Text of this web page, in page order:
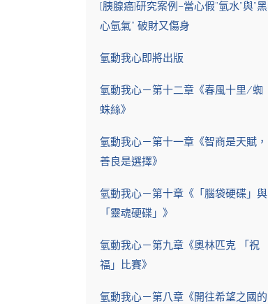
[胰腺癌]研究案例–當心假”氫水”與”黑
心氫氣” 破財又傷身
氫動我心即將出版
氫動我心－第十二章《春風十里/蜘
蛛絲》
氫動我心－第十一章《智商是天賦，
善良是選擇》
氫動我心－第十章《「腦袋硬碟」與
「靈魂硬碟」》
氫動我心－第九章《奧林匹克 「祝
福」比賽》
氫動我心－第八章《開往希望之國的